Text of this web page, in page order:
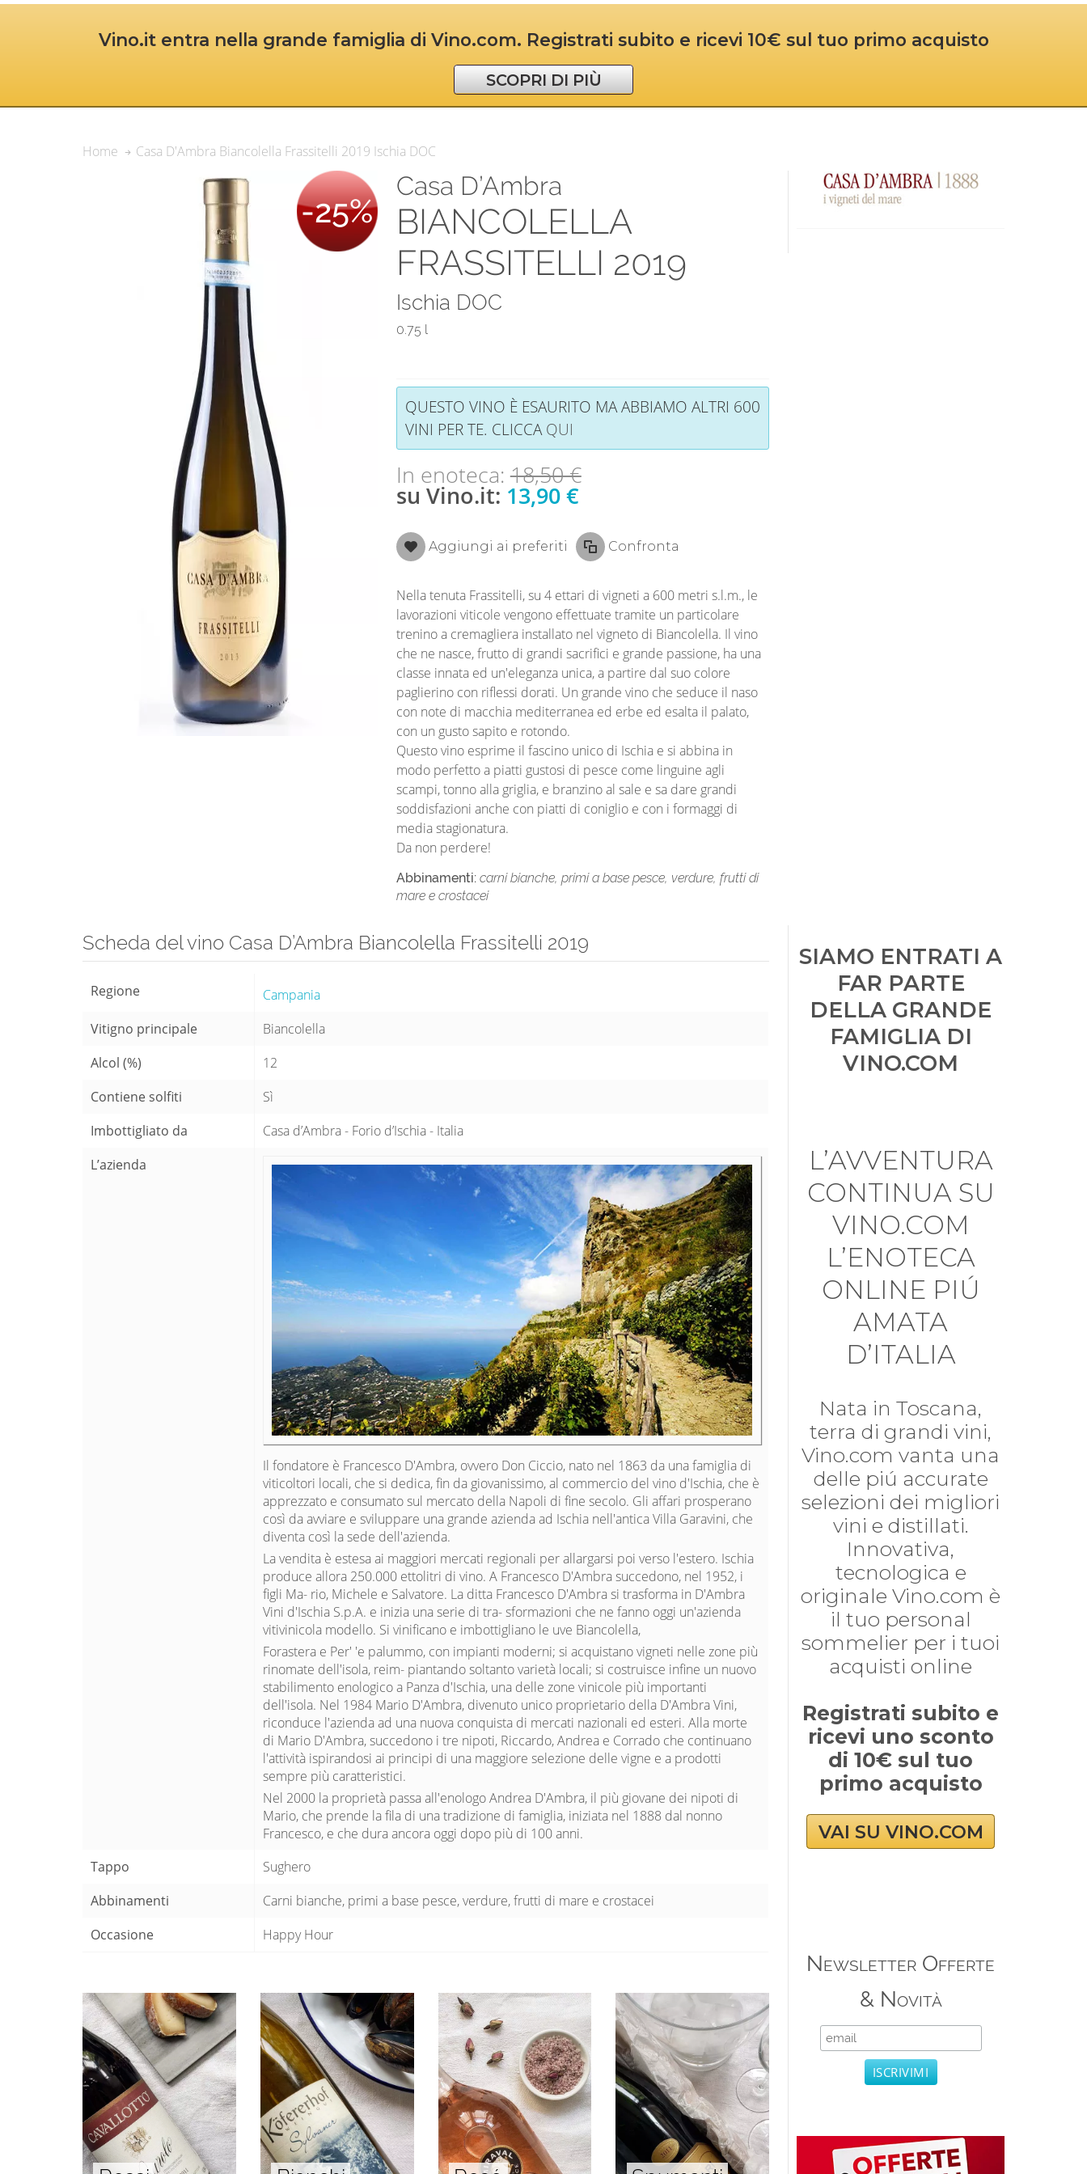
Vino.it entra nella grande famiglia di Vino.com. Registrati subito e ricevi 10€ sul tuo primo acquisto
SCOPRI DI PIÙ
Home Casa D'Ambra Biancolella Frassitelli 2019 Ischia DOC
-25%
Casa D’Ambra
BIANCOLELLA
FRASSITELLI 2019
Ischia DOC
0.75 l
QUESTO VINO È ESAURITO MA ABBIAMO ALTRI 600
VINI PER TE. CLICCAQUI
In enoteca:18,50 €
su Vino.it: 13,90 €
Aggiungi ai preferiti Confronta
Nella tenuta Frassitelli, su 4 ettari di vigneti a 600 metri s.l.m., le
lavorazioni viticole vengono effettuate tramite un particolare
trenino a cremagliera installato nel vigneto di Biancolella. Il vino
che ne nasce, frutto di grandi sacrifici e grande passione, ha una
classe innata ed un'eleganza unica, a partire dal suo colore
paglierino con riflessi dorati. Un grande vino che seduce il naso
con note di macchia mediterranea ed erbe ed esalta il palato,
con un gusto sapito e rotondo.
Questo vino esprime il fascino unico di Ischia e si abbina in
modo perfetto a piatti gustosi di pesce come linguine agli
scampi, tonno alla griglia, e branzino al sale e sa dare grandi
soddisfazioni anche con piatti di coniglio e con i formaggi di
media stagionatura.
Da non perdere!
Abbinamenti: carni bianche, primi a base pesce, verdure, frutti di
mare e crostacei
Scheda del vino Casa D’Ambra Biancolella Frassitelli 2019
Regione
Campania
Vitigno principale
Biancolella
Alcol (%)
12
Contiene solfiti
Sì
Imbottigliato da
Casa d’Ambra - Forio d’Ischia - Italia
L’azienda
Il fondatore è Francesco D'Ambra, ovvero Don Ciccio, nato nel 1863 da una famiglia di
viticoltori locali, che si dedica, fin da giovanissimo, al commercio del vino d'Ischia, che è
apprezzato e consumato sul mercato della Napoli di fine secolo. Gli affari prosperano
così da avviare e sviluppare una grande azienda ad Ischia nell'antica Villa Garavini, che
diventa così la sede dell'azienda.
La vendita è estesa ai maggiori mercati regionali per allargarsi poi verso l'estero. Ischia
produce allora 250.000 ettolitri di vino. A Francesco D'Ambra succedono, nel 1952, i
figli Ma- rio, Michele e Salvatore. La ditta Francesco D'Ambra si trasforma in D'Ambra
Vini d'Ischia S.p.A. e inizia una serie di tra- sformazioni che ne fanno oggi un'azienda
vitivinicola modello. Si vinificano e imbottigliano le uve Biancolella,
Forastera e Per' 'e palummo, con impianti moderni; si acquistano vigneti nelle zone più
rinomate dell'isola, reim- piantando soltanto varietà locali; si costruisce infine un nuovo
stabilimento enologico a Panza d'Ischia, una delle zone vinicole più importanti
dell'isola. Nel 1984 Mario D'Ambra, divenuto unico proprietario della D'Ambra Vini,
riconduce l'azienda ad una nuova conquista di mercati nazionali ed esteri. Alla morte
di Mario D'Ambra, succedono i tre nipoti, Riccardo, Andrea e Corrado che continuano
l'attività ispirandosi ai principi di una maggiore selezione delle vigne e a prodotti
sempre più caratteristici.
Nel 2000 la proprietà passa all'enologo Andrea D'Ambra, il più giovane dei nipoti di
Mario, che prende la fila di una tradizione di famiglia, iniziata nel 1888 dal nonno
Francesco, e che dura ancora oggi dopo più di 100 anni.
Tappo
Sughero
Abbinamenti
Carni bianche, primi a base pesce, verdure, frutti di mare e crostacei
Occasione
Happy Hour
SIAMO ENTRATI A
FAR PARTE
DELLA GRANDE
FAMIGLIA DI
VINO.COM
L’AVVENTURA
CONTINUA SU
VINO.COM
L’ENOTECA
ONLINE PIÚ
AMATA
D’ITALIA
Nata in Toscana,
terra di grandi vini,
Vino.com vanta una
delle piú accurate
selezioni dei migliori
vini e distillati.
Innovativa,
tecnologica e
originale Vino.com è
il tuo personal
sommelier per i tuoi
acquisti online
Registrati subito e
ricevi uno sconto
di 10€ sul tuo
primo acquisto
VAI SU VINO.COM
Newsletter Offerte
& Novità